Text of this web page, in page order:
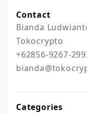
Contact
Bianda
Tokocrypto
+62856-9267-
Categories